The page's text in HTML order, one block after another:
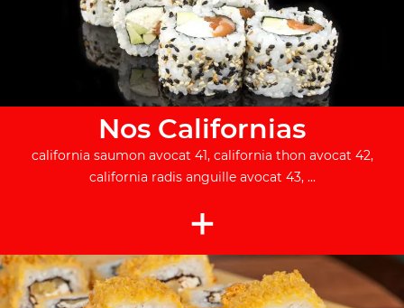
Nos Californias
california saumon avocat 41, california thon avocat 42,
california radis anguille avocat 43, ...
+